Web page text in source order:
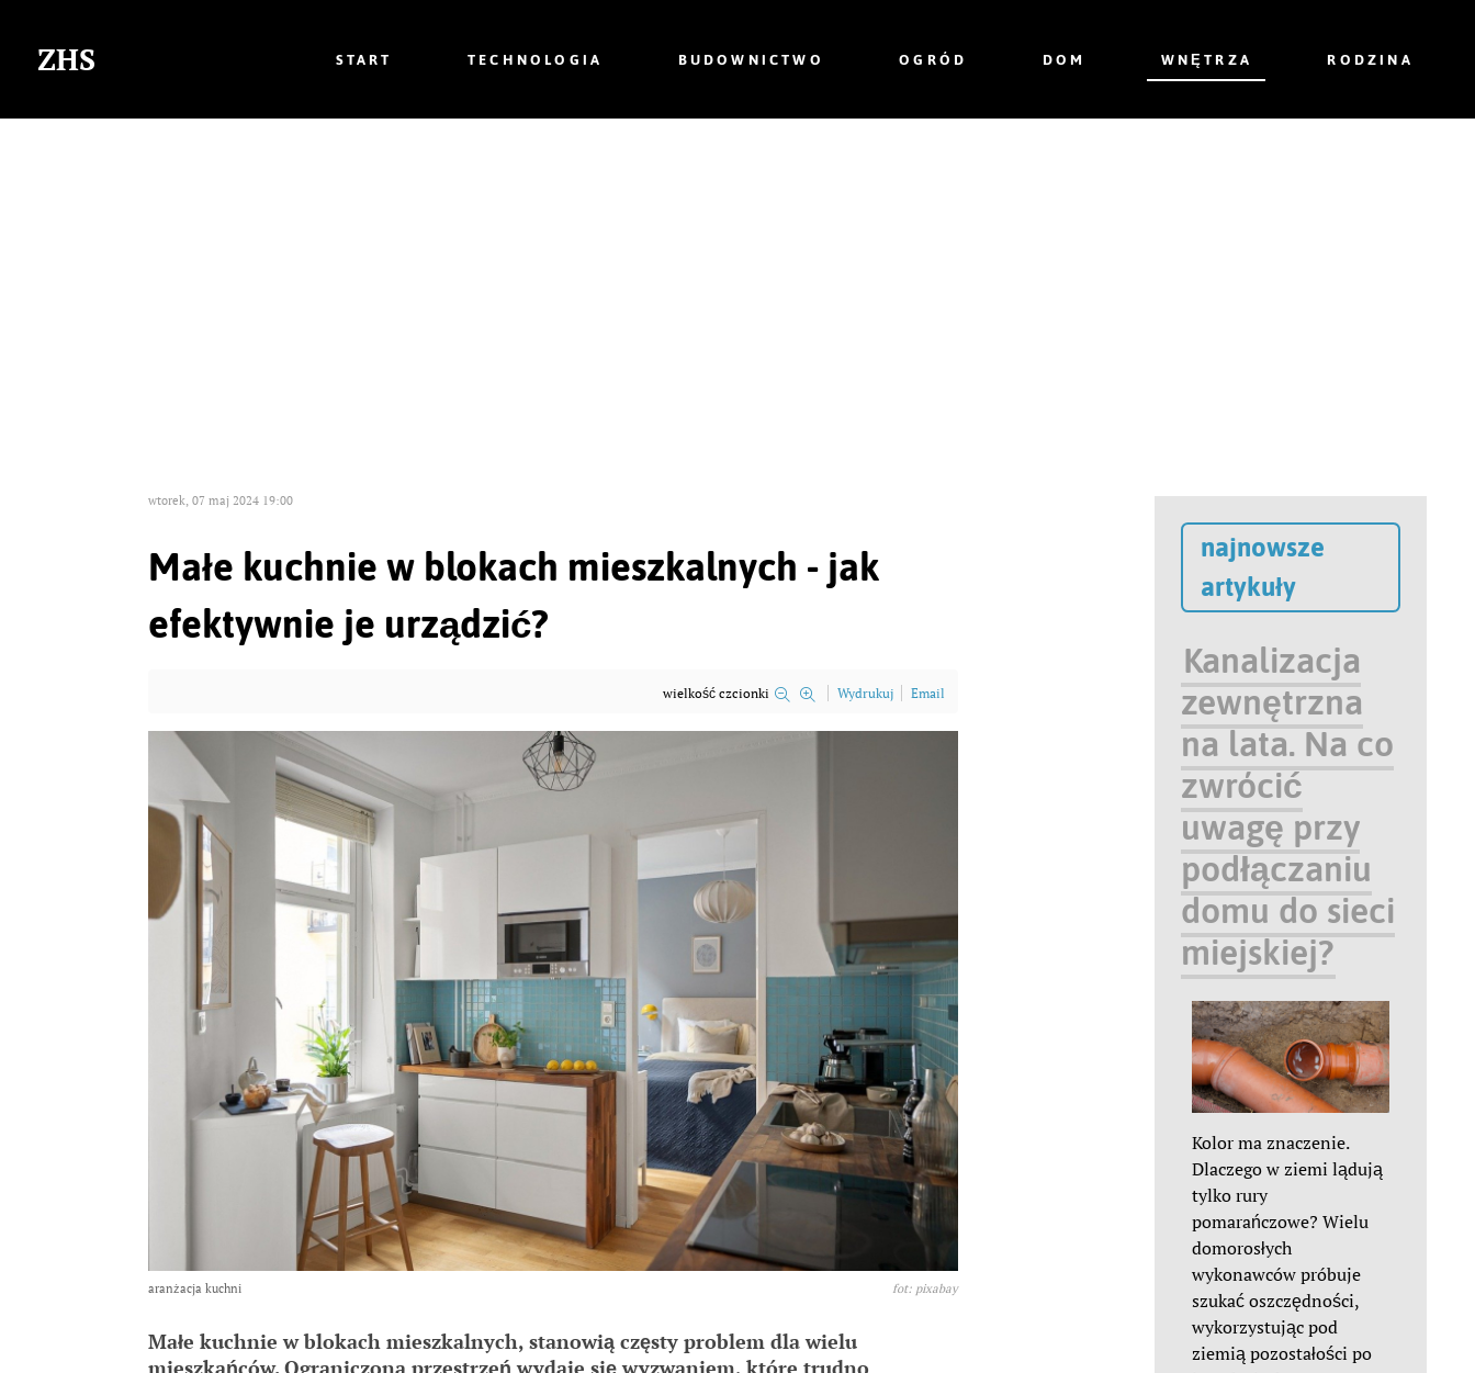
ZHS START TECHNOLOGIA BUDOWNICTWO OGRÓD DOM WNĘTRZA RODZINA
wtorek, 07 maj 2024 19:00
Małe kuchnie w blokach mieszkalnych - jak
efektywnie je urządzić?
wielkość czcionki Wydrukuj Email
aranżacja kuchni fot: pixabay
Małe kuchnie w blokach mieszkalnych, stanowią częsty problem dla wielu
najnowsze
artykuły
Kanalizacja
zewnętrzna
na lata. Na co
zwrócić
uwagę przy
podłączaniu
domu do sieci
miejskiej?
Kolor ma znaczenie.
Dlaczego w ziemi lądują
tylko rury
pomarańczowe? Wielu
domorosłych
wykonawców próbuje
szukać oszczędności,
wykorzystując pod
ziemią pozostałości po